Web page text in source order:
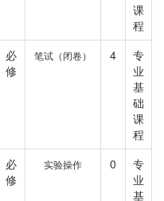
课
程
必
修
笔试（闭卷） 4
专
业
基
础
课
程
必
修
实验操作 0
专
业
基